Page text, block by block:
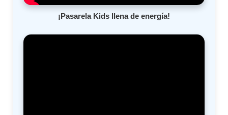
¡Pasarela Kids llena de energía!